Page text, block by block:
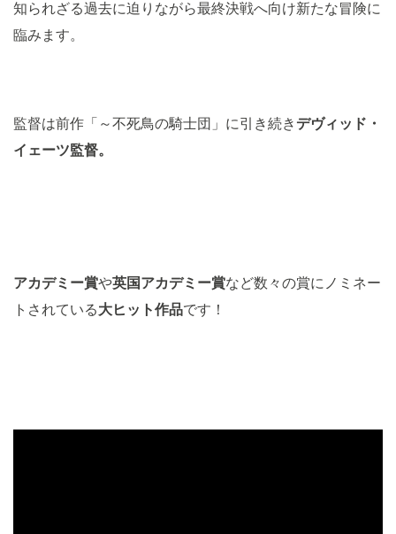
知られざる過去に迫りながら最終決戦へ向け新たな冒険に
臨みます。
監督は前作「～不死鳥の騎士団」に引き続き デヴィッド・
イェーツ監督。
アカデミー賞や英国アカデミー賞など数々の賞にノミネー
トされている大ヒット作品です！